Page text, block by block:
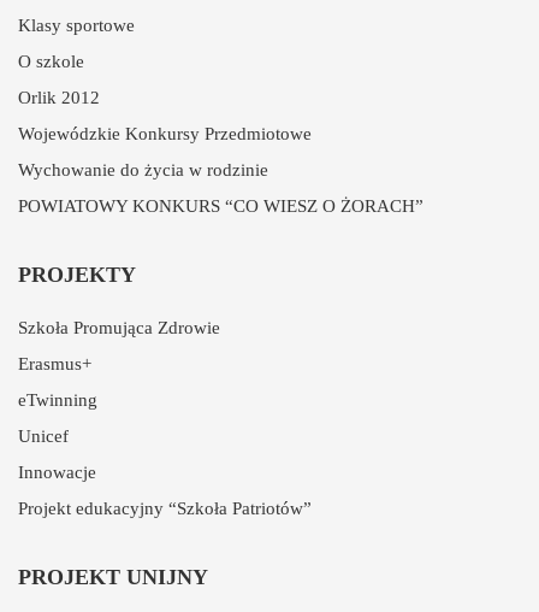
Klasy sportowe
O szkole
Orlik 2012
Wojewódzkie Konkursy Przedmiotowe
Wychowanie do życia w rodzinie
POWIATOWY KONKURS “CO WIESZ O ŻORACH”
PROJEKTY
Szkoła Promująca Zdrowie
Erasmus+
eTwinning
Unicef
Innowacje
Projekt edukacyjny “Szkoła Patriotów”
PROJEKT UNIJNY